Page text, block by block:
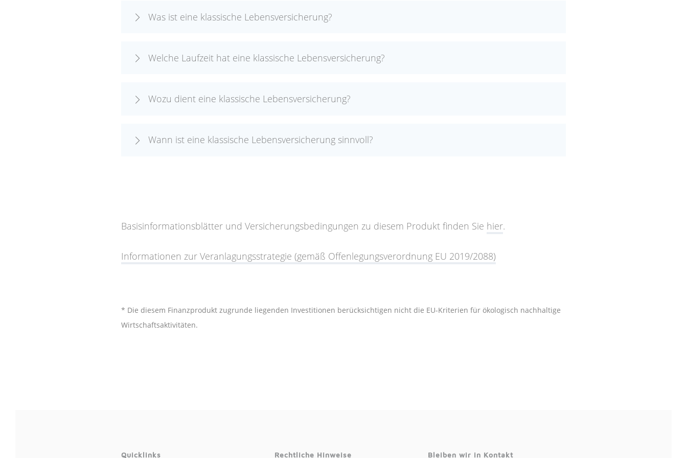
Was ist eine klassische Lebensversicherung?
Welche Laufzeit hat eine klassische Lebensversicherung?
Wozu dient eine klassische Lebensversicherung?
Wann ist eine klassische Lebensversicherung sinnvoll?
Basisinformationsblätter und Versicherungsbedingungen zu diesem Produkt finden Sie hier.
Informationen zur Veranlagungsstrategie (gemäß Offenlegungsverordnung EU 2019/2088)
* Die diesem Finanzprodukt zugrunde liegenden Investitionen berücksichtigen nicht die EU-Kriterien für ökologisch nachhaltige
Wirtschaftsaktivitäten.
Quicklinks Rechtliche Hinweise Bleiben wir in Kontakt